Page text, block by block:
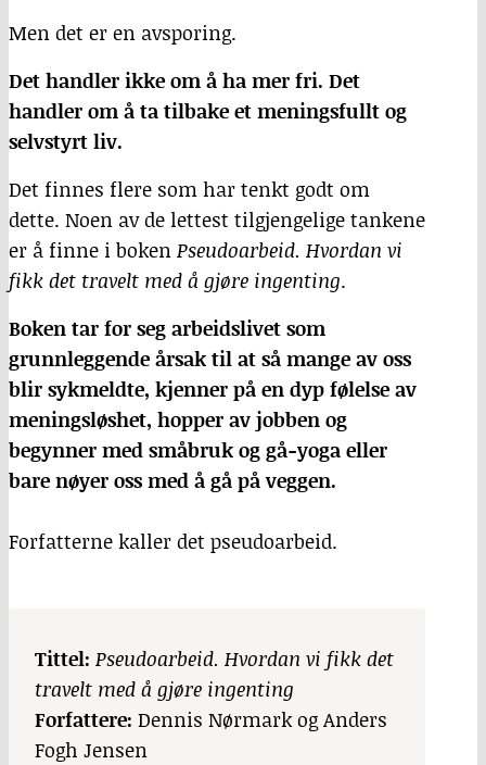
Men det er en avsporing.
Det handler ikke om å ha mer fri. Det
handler om å ta tilbake et meningsfullt og
selvstyrt liv.
Det finnes flere som har tenkt godt om
dette. Noen av de lettest tilgjengelige tankene
er å finne i bokenPseudoarbeid. Hvordan vi
fikk det travelt med å gjøre ingenting.
Boken tar for seg arbeidslivet som
grunnleggende årsak til at så mange av oss
blir sykmeldte, kjenner på en dyp følelse av
meningsløshet, hopper av jobben og
begynner med småbruk og gå-yoga eller
bare nøyer oss med å gå på veggen.
Forfatterne kaller det pseudoarbeid.
Tittel: Pseudoarbeid. Hvordan vi fikk det
travelt med å gjøre ingenting
Forfattere: Dennis Nørmark og Anders
Fogh Jensen